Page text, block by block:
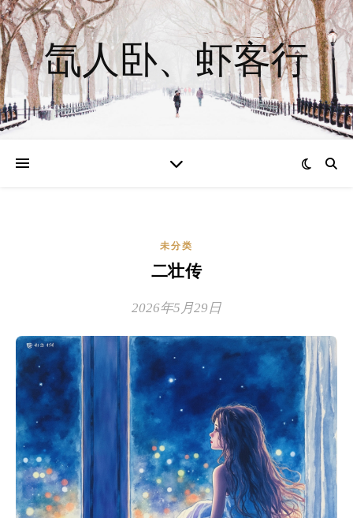
氙人卧、虾客行
未分类
二壮传
2026年5月29日